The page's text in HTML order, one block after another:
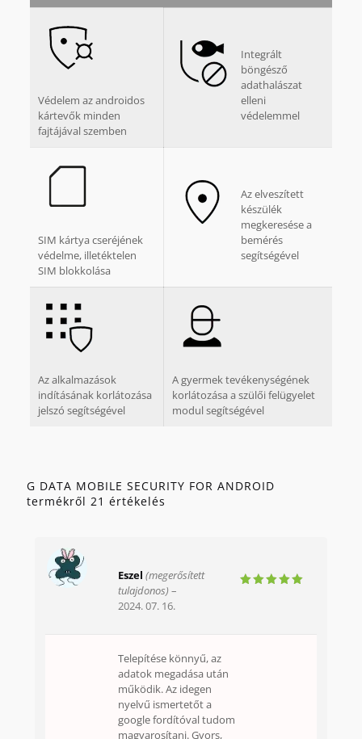
Védelem az androidos
kártevők minden
fajtájával szemben
Integrált
böngésző
adathalászat
elleni
védelemmel
SIM kártya cseréjének
védelme, illetéktelen
SIM blokkolása
Az elveszített
készülék
megkeresése a
bemérés
segítségével
Az alkalmazások
indításának korlátozása
jelszó segítségével
A gyermek tevékenységének
korlátozása a szülői felügyelet
modul segítségével
G DATA MOBILE SECURITY FOR ANDROID
termékről 21 értékelés
Eszel (megerősített
tulajdonos) –
2024. 07. 16.
Telepítése könnyű, az
adatok megadása után
működik. Az idegen
nyelvű ismertetőt a
google fordítóval tudom
magyarosítani. Gyors,